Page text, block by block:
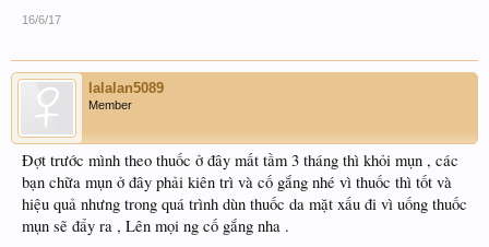
16/6/17
lalalan5089
Member
Đợt trước mình theo thuốc ở đây mất tầm 3 tháng thì khỏi mụn , các
bạn chữa mụn ở đây phải kiên trì và cố gắng nhé vì thuốc thì tốt và
hiệu quả nhưng trong quá trình dùn thuốc da mặt xấu đi vì uống thuốc
mụn sẽ đẩy ra , Lên mọi ng cố gắng nha .